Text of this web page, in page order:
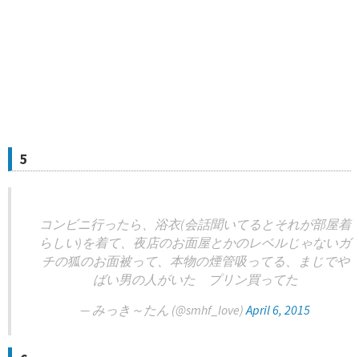
5
コンビニ行ったら、浴衣(会話聞いてるとそれが部屋着
らしい)を着て、夜店のお面屋とかのレベルじゃないガ
チの狐のお面被って、本物の煙管吸ってる、まじでや
ばい男の人がいた プリン買ってた
— みっき～たん (@smhf_love)April 6, 2015